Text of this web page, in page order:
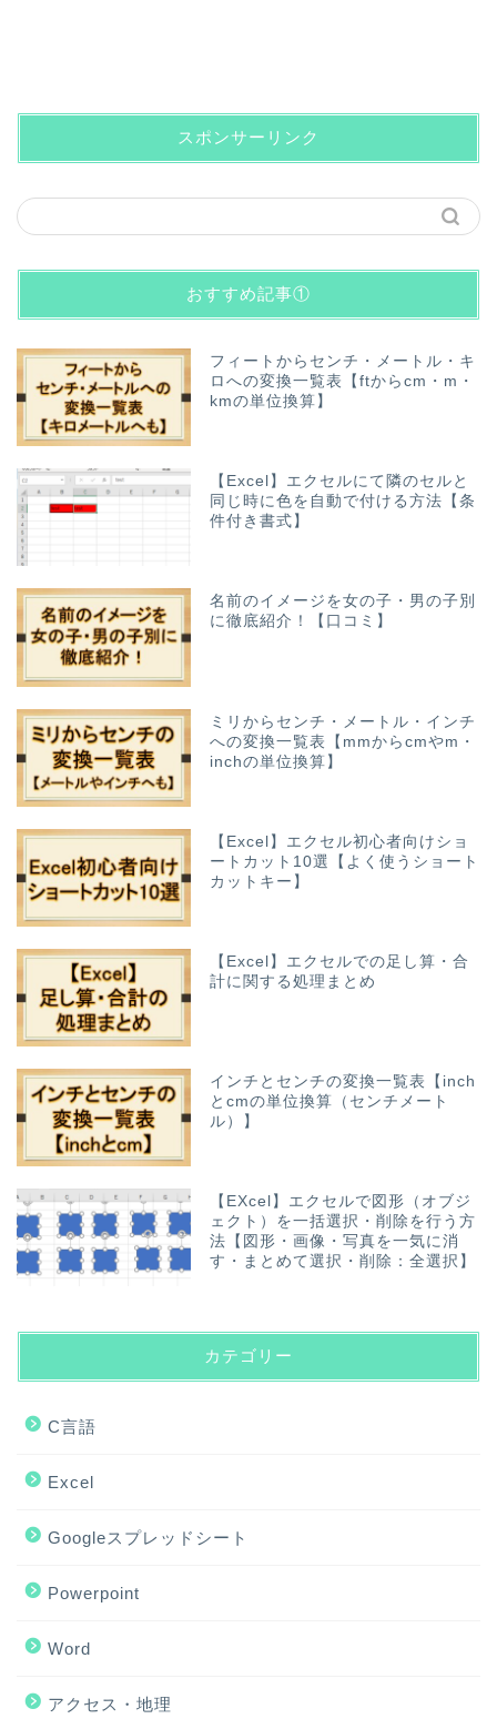
スポンサーリンク
おすすめ記事①
フィートからセンチ・メートル・キ
ロへの変換一覧表【ftからcm・m・
kmの単位換算】
【Excel】エクセルにて隣のセルと
同じ時に色を自動で付ける方法【条
件付き書式】
名前のイメージを女の子・男の子別
に徹底紹介！【口コミ】
ミリからセンチ・メートル・インチ
への変換一覧表【mmからcmやm・
inchの単位換算】
【Excel】エクセル初心者向けショ
ートカット10選【よく使うショート
カットキー】
【Excel】エクセルでの足し算・合
計に関する処理まとめ
インチとセンチの変換一覧表【inch
とcmの単位換算（センチメート
ル）】
【EXcel】エクセルで図形（オブジ
ェクト）を一括選択・削除を行う方
法【図形・画像・写真を一気に消
す・まとめて選択・削除：全選択】
カテゴリー
C言語
Excel
Googleスプレッドシート
Powerpoint
Word
アクセス・地理